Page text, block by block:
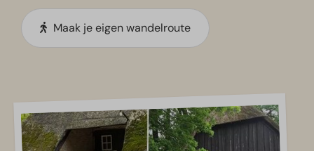
Maak je eigen wandelroute